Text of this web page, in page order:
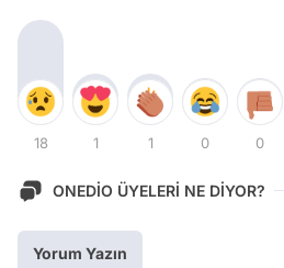
18 1 1 0 0
ONEDİO ÜYELERİ NE DİYOR?
Yorum Yazın